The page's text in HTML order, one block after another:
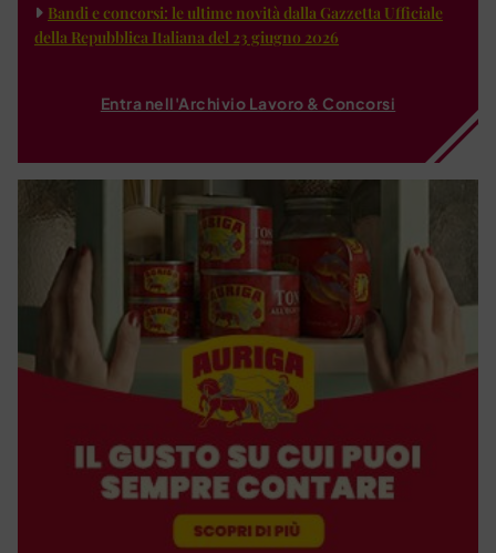
Bandi e concorsi: le ultime novità dalla Gazzetta Ufficiale
della Repubblica Italiana del 23 giugno 2026
Entra nell'Archivio Lavoro & Concorsi